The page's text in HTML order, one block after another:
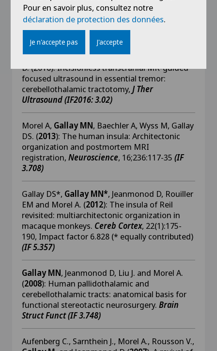
253 targets in 180 treatments. J Neurosurg.
5.115)
Gallay MN, Moser D, Rossi F, Pourtehrani P,
Magara AE, Kowalski M, Arnold A, Jeanmonod
D. (2016): Incisionless transcranial MR-guided
focused ultrasound in essential tremor:
cerebellothalamic tractotomy, J Ther
Ultrasound(IF2016: 3.02)
Morel A, Gallay MN, Baechler A, Wyss M, Gallay
DS. (2013): The human insula: Architectonic
organization and postmortem MRI
registration, Neuroscience, 16;236:117-35 (IF
3.708)
Gallay DS*, Gallay MN*, Jeanmonod D, Rouiller
EM and Morel A. (2012): The insula of Reil
revisited: multiarchitectonic organization in
macaque monkeys. Cereb Cortex, 22(1):175-
190, Impact factor 6.828 (* equally contributed)
(IF 5.357)
Gallay MN, Jeanmonod D, Liu J. and Morel A.
(2008): Human pallidothalamic and
cerebellothalamic tracts: anatomical basis for
functional stereotactic neurosurgery. Brain
Struct Funct(IF 3.748)
Aufenberg C., Sarnthein J., Morel A., Rousson V.,
Pour en savoir plus, consultez notre
déclaration de protection des données.
Je n'accepte pas J'accepte